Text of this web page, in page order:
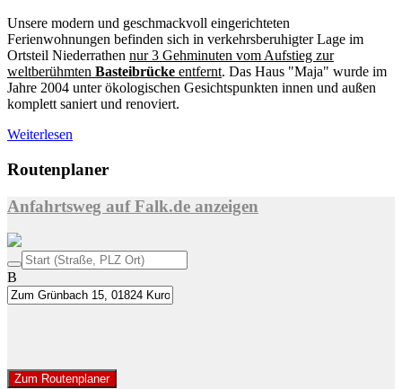
Unsere modern und geschmackvoll eingerichteten
Ferienwohnungen befinden sich in verkehrsberuhigter Lage im
Ortsteil Niederrathen nur 3 Gehminuten vom Aufstieg zur
weltberühmten Basteibrücke entfernt. Das Haus "Maja" wurde im
Jahre 2004 unter ökologischen Gesichtspunkten innen und außen
komplett saniert und renoviert.
Weiterlesen
Routenplaner
Anfahrtsweg auf Falk.de anzeigen
B
Zum Routenplaner